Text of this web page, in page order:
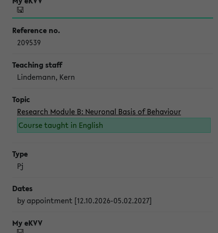
209539
Lindemann, Kern
Research Module B: Neuronal Basis of Behaviour
Course taught in English
Pj
by appointment [12.10.2026-05.02.2027]